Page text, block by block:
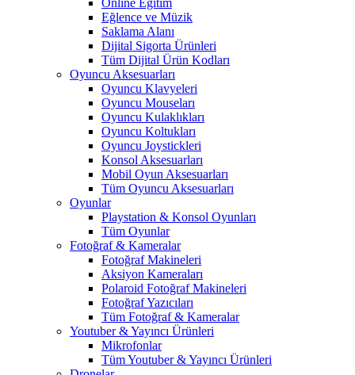
Online Eğitim
Eğlence ve Müzik
Saklama Alanı
Dijital Sigorta Ürünleri
Tüm Dijital Ürün Kodları
Oyuncu Aksesuarları
Oyuncu Klavyeleri
Oyuncu Mouseları
Oyuncu Kulaklıkları
Oyuncu Koltukları
Oyuncu Joystickleri
Konsol Aksesuarları
Mobil Oyun Aksesuarları
Tüm Oyuncu Aksesuarları
Oyunlar
Playstation & Konsol Oyunları
Tüm Oyunlar
Fotoğraf & Kameralar
Fotoğraf Makineleri
Aksiyon Kameraları
Polaroid Fotoğraf Makineleri
Fotoğraf Yazıcıları
Tüm Fotoğraf & Kameralar
Youtuber & Yayıncı Ürünleri
Mikrofonlar
Tüm Youtuber & Yayıncı Ürünleri